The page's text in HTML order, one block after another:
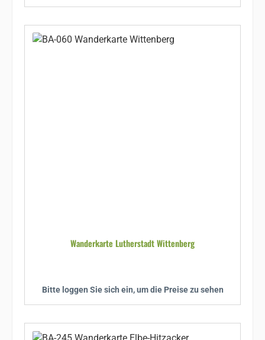
Wanderkarte Lutherstadt Wittenberg
Bitte loggen Sie sich ein, um die Preise zu sehen